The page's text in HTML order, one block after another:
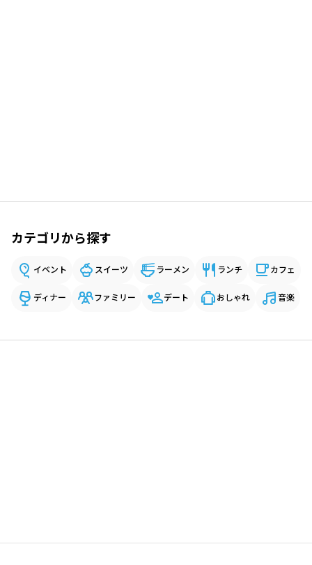
カテゴリから探す
イベント スイーツ ラーメン ランチ カフェ
ディナー ファミリー デート おしゃれ 音楽